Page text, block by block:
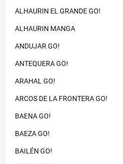
ALHAURIN EL GRANDE GO!
ALHAURIN MANGA
ANDUJAR GO!
ANTEQUERA GO!
ARAHAL GO!
ARCOS DE LA FRONTERA GO!
BAENA GO!
BAEZA GO!
BAILÉN GO!